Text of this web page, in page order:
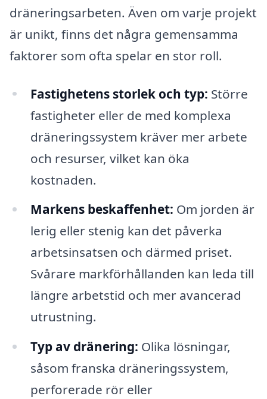
dräneringsarbeten. Även om varje projekt
är unikt, finns det några gemensamma
faktorer som ofta spelar en stor roll.
Fastighetens storlek och typ: Större
fastigheter eller de med komplexa
dräneringssystem kräver mer arbete
och resurser, vilket kan öka
kostnaden.
Markens beskaffenhet: Om jorden är
lerig eller stenig kan det påverka
arbetsinsatsen och därmed priset.
Svårare markförhållanden kan leda till
längre arbetstid och mer avancerad
utrustning.
Typ av dränering: Olika lösningar,
såsom franska dräneringssystem,
perforerade rör eller